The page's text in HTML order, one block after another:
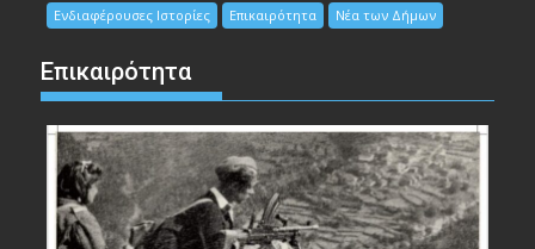
Ενδιαφέρουσες Ιστορίες Επικαιρότητα Νέα των Δήμων
Επικαιρότητα